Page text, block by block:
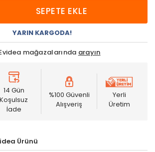
SEPETE EKLE
YARIN KARGODA!
mağazalarında arayın
14 Gün
Koşulsuz
İade
%100 Güvenli
Alışveriş
Yerli
Üretim
Ürünü